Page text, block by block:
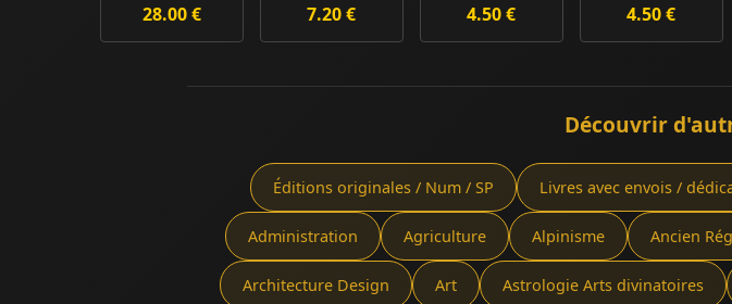
28.00 € 7.20 € 4.50 € 4.50 €
Découvrir
Éditions originales / Num / SP Livres avec envois /
Administration Agriculture Alpinisme Ancien
Architecture Design Art Astrologie Arts divinatoires